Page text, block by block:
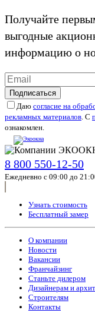
Получайте
выгодные
информацию о
Подписаться
Даю согласие на
рекламных материалов. С
ознакомлен.
8 800 550-12-50
Ежедневно с 09:00 до
Узнать стоимость
Бесплатный замер
О компании
Новости
Вакансии
Франчайзинг
Станьте дилером
Дизайнерам и
Строителям
Контакты